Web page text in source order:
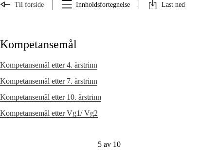
Til forside Innholdsfortegnelse Last ned
Kompetansemål
Kompetansemål etter 4. årstrinn
Kompetansemål etter 7. årstrinn
Kompetansemål etter 10. årstrinn
Kompetansemål etter Vg1/ Vg2
5 av 10